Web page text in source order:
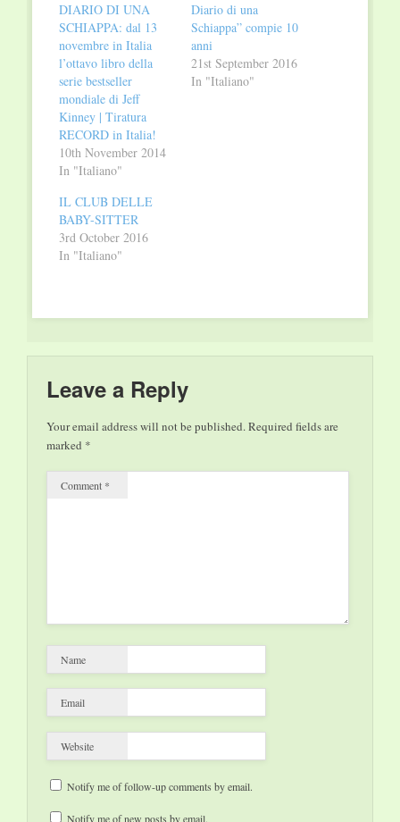
DIARIO DI UNA
SCHIAPPA: dal 13
novembre in Italia
l’ottavo libro della
serie bestseller
mondiale di Jeff
Kinney | Tiratura
RECORD in Italia!
10th November 2014
In "Italiano"
Diario di una
Schiappa” compie 10
anni
21st September 2016
In "Italiano"
IL CLUB DELLE
BABY-SITTER
3rd October 2016
In "Italiano"
Leave a Reply
Your email address will not be published.Required fields are
marked *
Comment *
Name
Email
Website
Notify me of follow-up comments by email.
Notify me of new posts by email.